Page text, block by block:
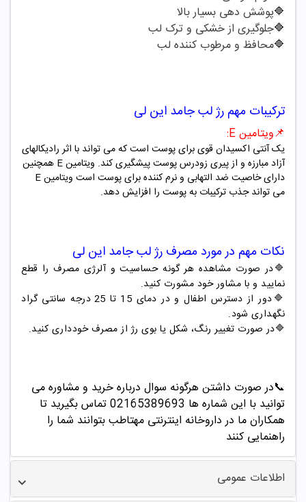
🔷پوشش دهی بسیار بالا
🔷جلوگیری از خشکی و ترک لب
🔷محافظ و مرطوب کننده لب
ترکیبات مهم رژ لب جامد این لی
📌ویتامینE
:
یک آنتی اکسیدان قوی برای پوست است که می تواند با اثر رادیکالهای
آزاد مبارزه و از پیری زودرس پوست پیشگیری کند. ویتامینE همچنین
دارای خاصیت ضد التهابی و نرم کننده برای پوست است ویتامینE
می تواند جذب ترکیبات به پوست را افزایش دهد.
نکات مهم در مورد مصرف رژ لب جامد این لی
🔷در صورت مشاهده هر گونه حساسیت و آلرژی مصرف را قطع
نمایید و با مشاور خود مشورت کنید.
🔷دور از دسترس اطفال و در دمای 15 تا 25 درجه سانتی گراد
نگهداری شود.
🔷در صورت تغییر رنگ، شکل یا بوی رژ از مصرف خودداری کنید.
📞در صورت داشتن هرگونه سوال درباره خرید و مشاوره می
توانید با این شماره ها 02165389693
تماس بگیرید تا
همکاران ما در داروخانه اینترنتی مهتاطب بتوانند شما را
راهنمایی کنند
اطلاعات عمومی